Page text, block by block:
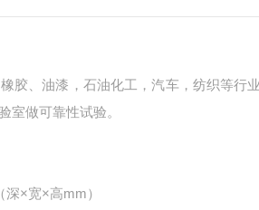
胶、油漆，石油化工，汽车，纺织等行
室做可靠性试验。
深×宽×高mm）